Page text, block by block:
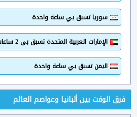
سوريا تسبق بي ساعة واحدة
الإمارات العربية المتحدة تسبق بي 2 ساعات
اليمن تسبق بي ساعة واحدة
فرق الوقت بين ألبانيا وعواصم العالم